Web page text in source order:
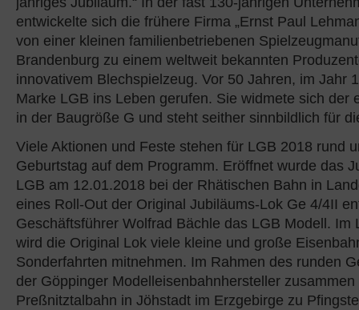
entwickelte sich die frühere Firma „Ernst Paul
von einer kleinen familienbetriebenen
Brandenburg zu einem weltweit bekannten
innovativem Blechspielzeug. Vor 50 Jahren, im Jahr
Marke LGB ins Leben gerufen. Sie widmete sich der
in der Baugröße G und steht seither sinnbildlich für
Viele Aktionen und Feste stehen für LGB 2018 rund
Geburtstag auf dem Programm. Eröffnet wurde das
LGB am 12.01.2018 bei der Rhätischen Bahn in
eines Roll-Out der Original Jubiläums-Lok Ge 4/4II
Geschäftsführer Wolfrad Bächle das LGB Modell. Im
wird die Original Lok viele kleine und große
Sonderfahrten mitnehmen. Im Rahmen des runden
der Göppinger Modelleisenbahnhersteller zusammen
Preßnitztalbahn in Jöhstadt im Erzgebirge zu